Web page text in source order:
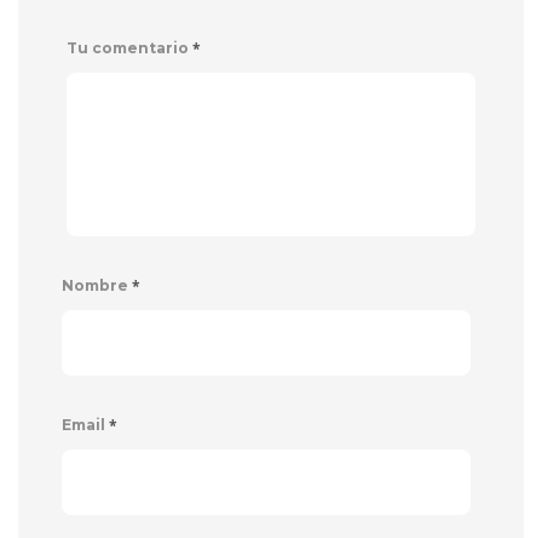
Tu comentario *
Nombre *
Email *